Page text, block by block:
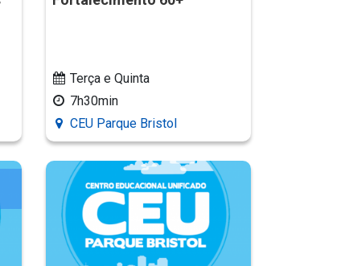
Terça e Quinta
7h30min
CEU Parque Bristol